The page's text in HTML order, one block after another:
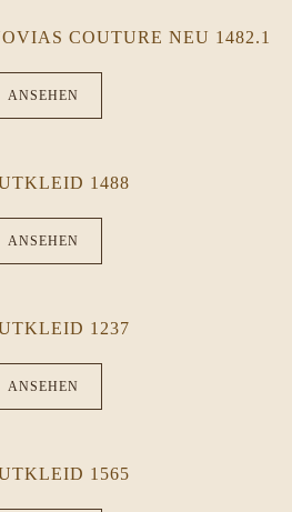
COUTURE NEU 1482.1
ANSEHEN
1488
ANSEHEN
1237
ANSEHEN
1565